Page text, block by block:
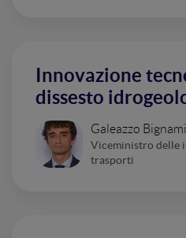
Innovazione
dissesto
Galeazzo Bignami
Viceministro delle
trasporti